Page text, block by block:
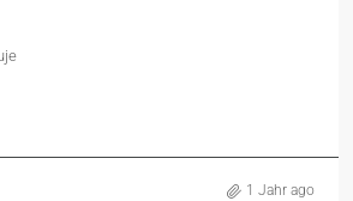
1 Jahr ago